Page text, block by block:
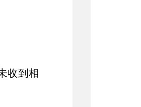
收到相